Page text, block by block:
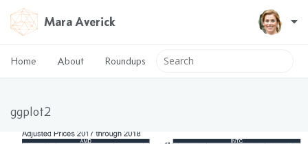
Mara Averick
Home About Roundups
ggplot2